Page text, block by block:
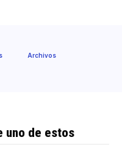
Archivos
uno de estos